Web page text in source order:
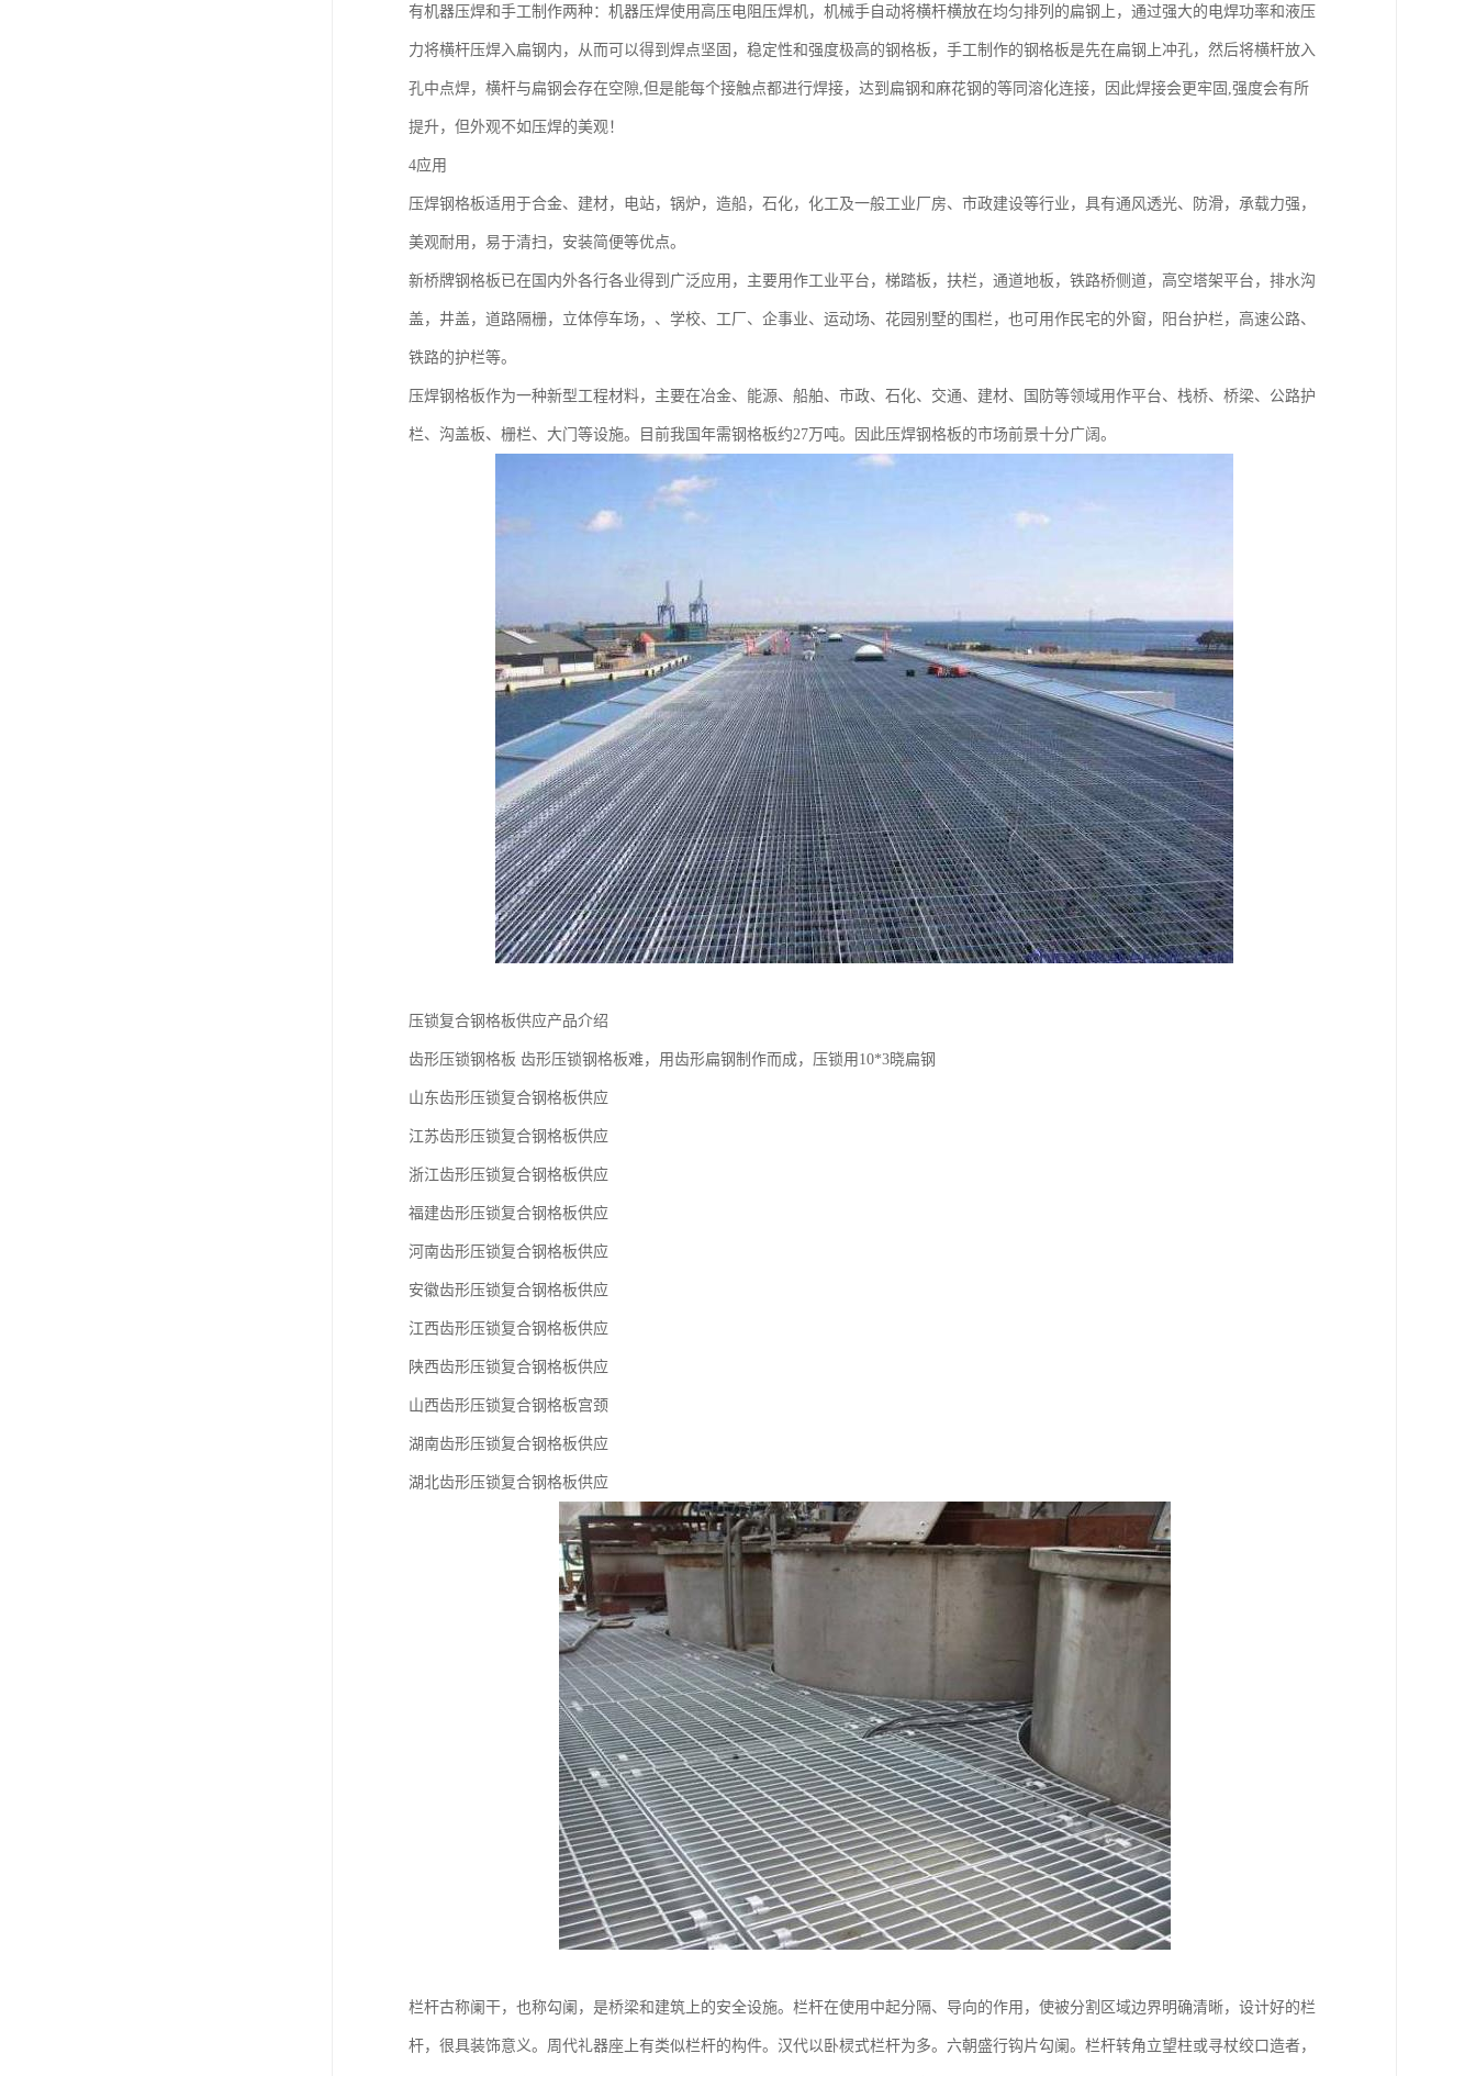
有机器压焊和手工制作两种：机器压焊使用高压电阻压焊机，机械手自动将横杆横放在均匀排列的扁钢上，通过强大的电焊功率和液压
力将横杆压焊入扁钢内，从而可以得到焊点坚固，稳定性和强度极高的钢格板，手工制作的钢格板是先在扁钢上冲孔，然后将横杆放入
孔中点焊，横杆与扁钢会存在空隙,但是能每个接触点都进行焊接，达到扁钢和麻花钢的等同溶化连接，因此焊接会更牢固,强度会有所
提升，但外观不如压焊的美观！
4应用
压焊钢格板适用于合金、建材，电站，锅炉，造船，石化，化工及一般工业厂房、市政建设等行业，具有通风透光、防滑，承载力强，
美观耐用，易于清扫，安装简便等优点。
新桥牌钢格板已在国内外各行各业得到广泛应用，主要用作工业平台，梯踏板，扶栏，通道地板，铁路桥侧道，高空塔架平台，排水沟
盖，井盖，道路隔栅，立体停车场，、学校、工厂、企事业、运动场、花园别墅的围栏，也可用作民宅的外窗，阳台护栏，高速公路、
铁路的护栏等。
压焊钢格板作为一种新型工程材料，主要在冶金、能源、船舶、市政、石化、交通、建材、国防等领域用作平台、栈桥、桥梁、公路护
栏、沟盖板、栅栏、大门等设施。目前我国年需钢格板约27万吨。因此压焊钢格板的市场前景十分广阔。
压锁复合钢格板供应产品介绍
齿形压锁钢格板 齿形压锁钢格板难，用齿形扁钢制作而成，压锁用10*3晓扁钢
山东齿形压锁复合钢格板供应
江苏齿形压锁复合钢格板供应
浙江齿形压锁复合钢格板供应
福建齿形压锁复合钢格板供应
河南齿形压锁复合钢格板供应
安徽齿形压锁复合钢格板供应
江西齿形压锁复合钢格板供应
陕西齿形压锁复合钢格板供应
山西齿形压锁复合钢格板宫颈
湖南齿形压锁复合钢格板供应
湖北齿形压锁复合钢格板供应
栏杆古称阑干，也称勾阑，是桥梁和建筑上的安全设施。栏杆在使用中起分隔、导向的作用，使被分割区域边界明确清晰，设计好的栏
杆，很具装饰意义。周代礼器座上有类似栏杆的构件。汉代以卧棂式栏杆为多。六朝盛行钩片勾阑。栏杆转角立望柱或寻杖绞口造者，